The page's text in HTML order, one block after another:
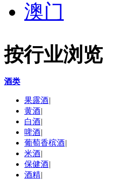
澳门
按行业浏览
酒类
果露酒|
黄酒|
白酒|
啤酒|
葡萄香槟酒|
米酒|
保健酒|
酒精|